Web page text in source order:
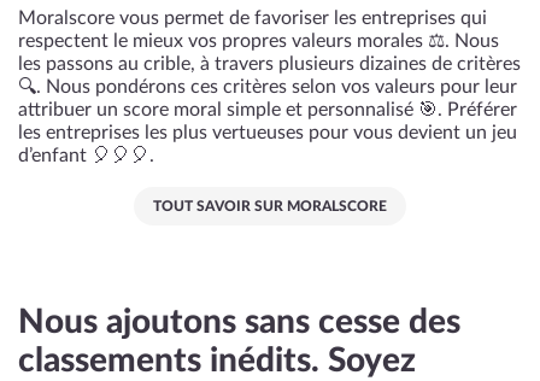
Moralscore vous permet de favoriser les entreprises qui
respectent le mieux vos propres valeurs morales ⚖️. Nous
les passons au crible, à travers plusieurs dizaines de critères
🔍. Nous pondérons ces critères selon vos valeurs pour leur
attribuer un score moral simple et personnalisé 🎯. Préférer
les entreprises les plus vertueuses pour vous devient un jeu
d’enfant 🎈🎈🎈.
TOUT SAVOIR SUR MORALSCORE
Nous ajoutons sans cesse des
classements inédits. Soyez